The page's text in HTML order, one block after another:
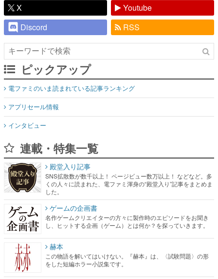
X
Youtube
Discord
RSS
ピックアップ
電ファミのいま読まれている記事ランキング
アプリセール情報
インタビュー
連載・特集一覧
殿堂入り記事
SNS拡散数が数千以上！ ページビュー数万以上！ などなど。多
くの人々に読まれた、電ファミ渾身の“殿堂入り”記事をまとめま
した。
ゲームの企画書
名作ゲームクリエイターの方々に製作時のエピソードをお聞き
し、ヒットする企画（ゲーム）とは何か？を探っていきます。
赫本
この物語を解いてはいけない。『赫本』は、〈試験問題〉の形
をした短編ホラー小説集です。